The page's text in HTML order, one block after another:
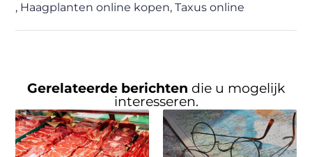
, Haagplanten online kopen,Taxus online
Gerelateerde berichten die u mogelijk
interesseren.